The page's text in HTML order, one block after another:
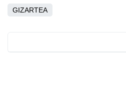
GIZARTEA